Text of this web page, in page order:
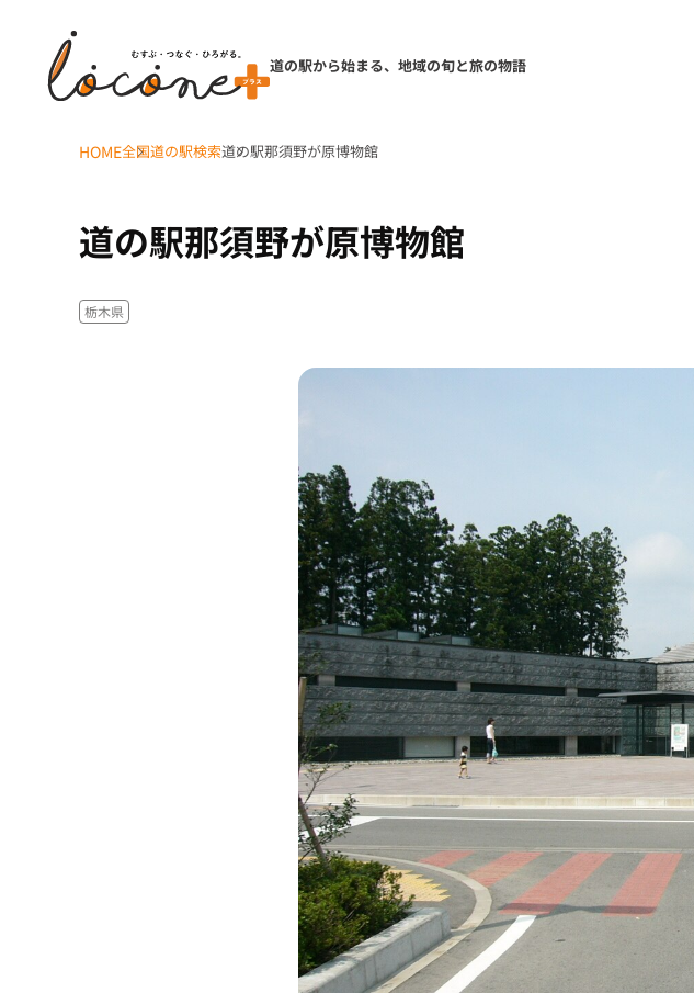
道の駅から始まる、地域の旬と旅の物語
HOME全国道の駅検索道の駅那須野が原博物館
道の駅那須野が原博物館
栃木県